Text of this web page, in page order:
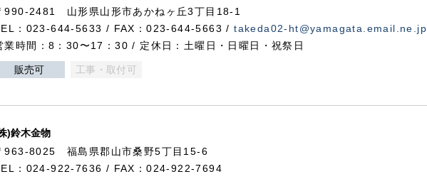
990-2481 山形県山形市あかねヶ丘3丁目18-1
：023-644-5633 / FAX：023-644-5663 /takeda02-ht@yamagata.email.ne.jp
業時間：8：30〜17：30 / 定休日：土曜日・日曜日・祝祭日
販売可 工事・取付可
)鈴木金物
963-8025 福島県郡山市桑野5丁目15-6
：024-922-7636 / FAX：024-922-7694